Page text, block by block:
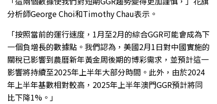
分析師George Choi和Timothy Chau表示。
「按照當前的運行速度，1月至2月的綜合GGR可能會成為下
一個負增長的數據點。我們認為，美國2月1日對中國實施的
關稅已影響到農曆新年黃金周後期的博彩需求，並預計這一
影響將持續至2025年上半年大部分時間。此外，由於2024
年上半年基數相對較高，2025年上半年澳門GGR預計將同
比下降1%。」